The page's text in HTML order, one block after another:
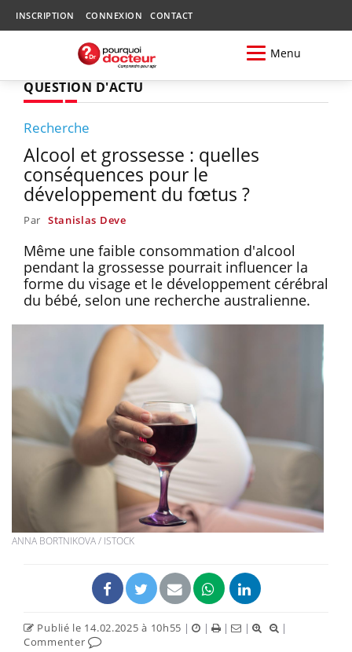
INSCRIPTION CONNEXION CONTACT
Menu
QUESTION D'ACTU
Recherche
Alcool et grossesse : quelles
conséquences pour le
développement du fœtus ?
Par Stanislas Deve
Même une faible consommation d'alcool
pendant la grossesse pourrait influencer la
forme du visage et le développement cérébral
du bébé, selon une recherche australienne.
ANNA BORTNIKOVA / ISTOCK
Publié le 14.02.2025 à 10h55 | | | |
|
Commenter